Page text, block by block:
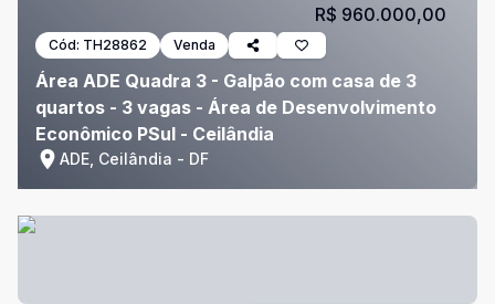
Cód: TH28862 Venda
Área ADE Quadra 3 - Galpão com casa de 3
quartos - 3 vagas - Área de Desenvolvimento
Econômico PSul - Ceilândia
ADE, Ceilândia - DF
R$ 960.000,00